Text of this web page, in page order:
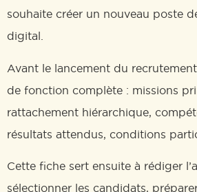
souhaite créer un nouveau poste
digital.
Avant le lancement du
de fonction complète : missions
rattachement hiérarchique,
résultats attendus, conditions
Cette fiche sert ensuite à rédiger
sélectionner les candidats,